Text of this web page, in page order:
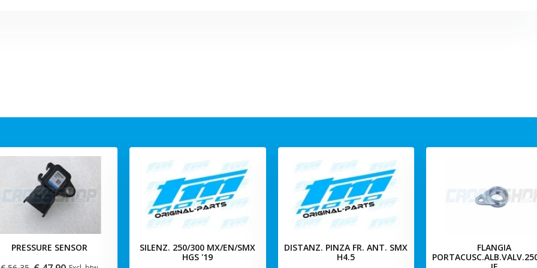
PRESSURE SENSOR
SILENZ. 250/300 MX/EN/SMX
HGS '19
DISTANZ. PINZA FR. ANT. SMX
H4.5
FLANGIA